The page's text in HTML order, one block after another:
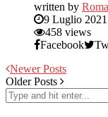
written by
9 Luglio 2021
458 views
Facebook
Newer Posts
Older Posts